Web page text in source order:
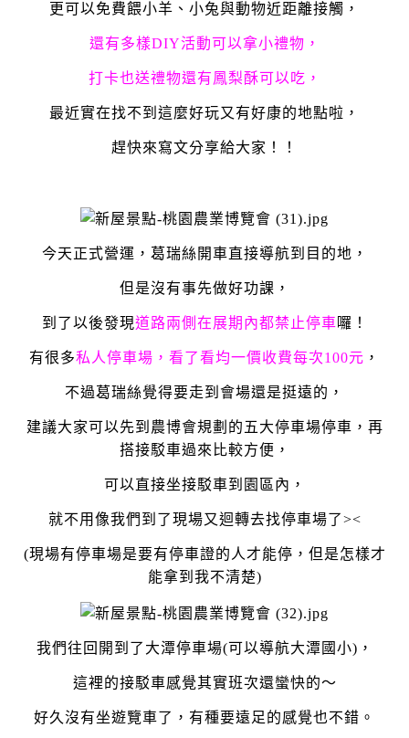
更可以免費餵小羊、小兔與動物近距離接觸，
還有多樣DIY活動可以拿小禮物，
打卡也送禮物還有鳳梨酥可以吃，
最近實在找不到這麼好玩又有好康的地點啦，
趕快來寫文分享給大家！！
今天正式營運，葛瑞絲開車直接導航到目的地，
但是沒有事先做好功課，
到了以後發現道路兩側在展期內都禁止停車囉！
有很多私人停車場，看了看均一價收費每次100元 ，
不過葛瑞絲覺得要走到會場還是挺遠的，
建議大家可以先到農博會規劃的五大停車場停車，再
搭接駁車過來比較方便，
可以直接坐接駁車到園區內，
就不用像我們到了現場又迴轉去找停車場了><
(現場有停車場是要有停車證的人才能停，但是怎樣才
能拿到我不清楚)
我們往回開到了大潭停車場(可以導航大潭國小)，
這裡的接駁車感覺其實班次還蠻快的～
好久沒有坐遊覽車了，有種要遠足的感覺也不錯。